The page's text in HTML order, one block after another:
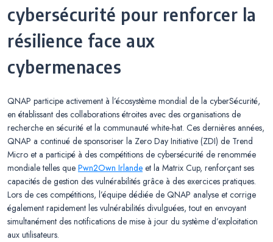
cybersécurité pour renforcer la
résilience face aux
cybermenaces
QNAP participe activement à l’écosystème mondial de la cyberSécurité,
en établissant des collaborations étroites avec des organisations de
recherche en sécurité et la communauté white-hat. Ces dernières années,
QNAP a continué de sponsoriser la Zero Day Initiative (ZDI) de Trend
Micro et a participé à des compétitions de cybersécurité de renommée
mondiale telles que Pwn2Own Irlande et la Matrix Cup, renforçant ses
capacités de gestion des vulnérabilités grâce à des exercices pratiques.
Lors de ces compétitions, l’équipe dédiée de QNAP analyse et corrige
également rapidement les vulnérabilités divulguées, tout en envoyant
simultanément des notifications de mise à jour du système d’exploitation
aux utilisateurs.